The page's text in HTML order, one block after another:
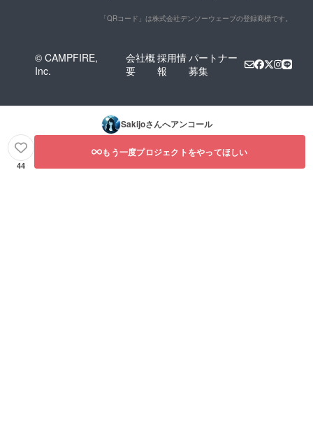
「QRコード」は株式会社デンソーウェーブの登録商標です。
© CAMPFIRE,
Inc.
会社概
要
採用情
報
パートナー
募集
Sakijoさんへアンコール
44
もう一度プロジェクトをやってほしい